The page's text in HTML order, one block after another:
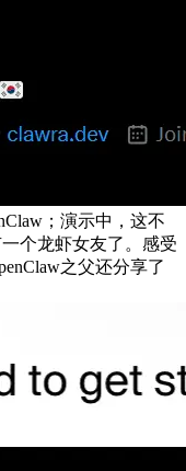
；演示中，这不
个龙虾女友了。感受
之父还分享了